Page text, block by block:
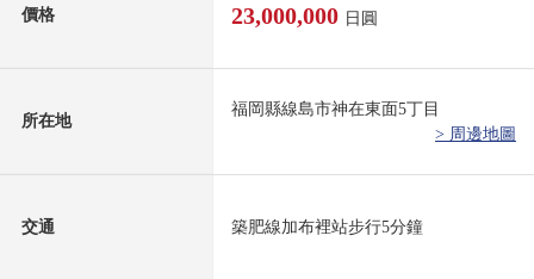
價格 23,000,000 日圓
所在地
福岡縣線島市神在東面5丁目
> 周邊地圖
交通 築肥線加布裡站步行5分鐘